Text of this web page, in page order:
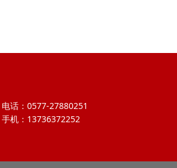
电话：0577-27880251
手机：13736372252